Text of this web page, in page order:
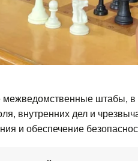
штабы, в
внутренних дел и
и обеспечение